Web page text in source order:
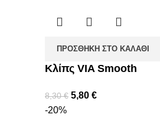
ΠΡΟΣΘΉΚΗ ΣΤΟ ΚΑΛΆΘΙ
Κλίπς VIA Smooth
8,30€ 5,80 €
-20%